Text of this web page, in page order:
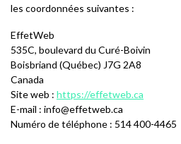
les coordonnées suivantes :
EffetWeb
535C, boulevard du Curé-Boivin
Boisbriand (Québec) J7G 2A8
Canada
Site web : https://effetweb.ca
E-mail : info@effetweb.ca
Numéro de téléphone : 514 400-4465